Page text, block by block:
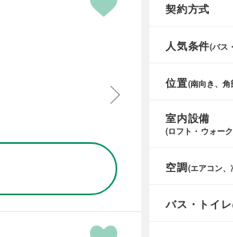
契約方式
人気条件(バス
位置(南向き、角
室内設備
(ロフト・ウォー
空調(エアコン、
バス・トイレ